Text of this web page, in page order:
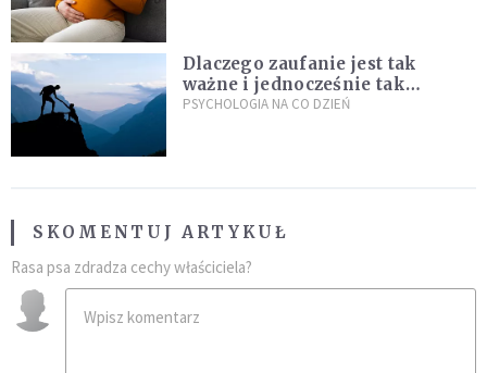
Dlaczego zaufanie jest tak
ważne i jednocześnie tak
trudne?
PSYCHOLOGIA NA CO DZIEŃ
SKOMENTUJ ARTYKUŁ
Rasa psa zdradza cechy właściciela?